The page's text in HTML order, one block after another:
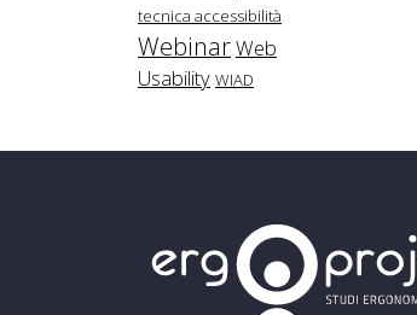
tecnica accessibilità
WebinarWeb
Usability WIAD